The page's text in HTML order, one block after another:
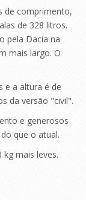
de comprimento,
de 328 litros.
pela Dacia na
mais largo. O
e a altura é de
da versão "civil".
e generosos
que o atual.
mais leves.